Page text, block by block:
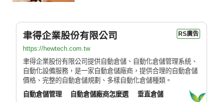
聿得企業股份有限公司 RS廣告
https://hewtech.com.tw
聿得企業股份有限公司提供自動倉儲、自動化倉儲管理系統、
自動化設備服務，是一家自動倉儲廠商，提供合理的自動倉儲
價格、完整的自動倉儲規劃、多樣自動化倉儲種類。
自動倉儲管理
自動倉儲廠商怎麼選 垂直倉儲